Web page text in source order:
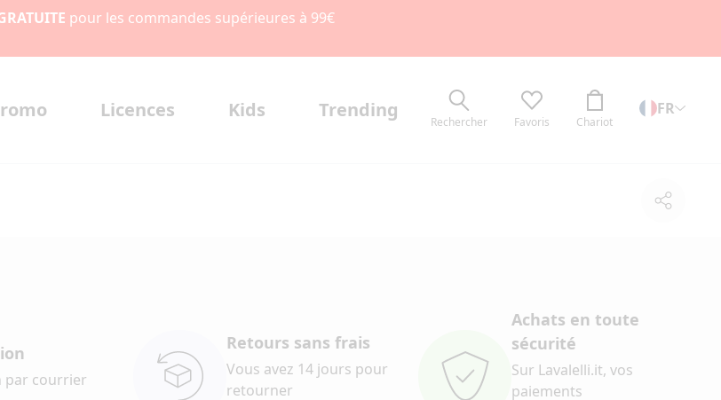
pour les commandes supérieures à 99€
Licences Kids Trending
Rechercher Favoris Chariot
FR
par courrier
Retours sans frais
Vous avez 14 jours pour
retourner
Achats en toute
sécurité
Sur Lavalelli.it, vos
paiements